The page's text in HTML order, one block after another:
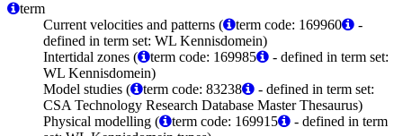
term
Current velocities and patterns (
term code: 169960
-
defined in term set: WL Kennisdomein)
Intertidal zones (
term code: 169985
- defined in term set:
WL Kennisdomein)
Model studies (
term code: 83238
- defined in term set:
CSA Technology Research Database Master Thesaurus)
Physical modelling (
term code: 169915
- defined in term